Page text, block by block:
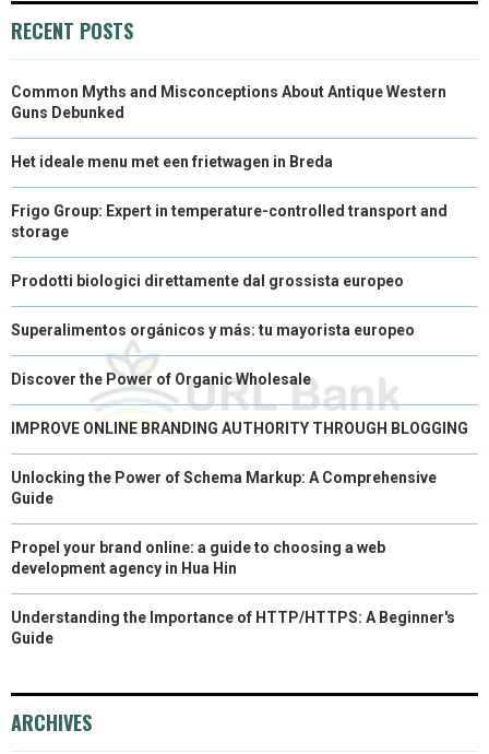
RECENT POSTS
Common Myths and Misconceptions About Antique Western
Guns Debunked
Het ideale menu met een frietwagen in Breda
Frigo Group: Expert in temperature-controlled transport and
storage
Prodotti biologici direttamente dal grossista europeo
Superalimentos orgánicos y más: tu mayorista europeo
Discover the Power of Organic Wholesale
IMPROVE ONLINE BRANDING AUTHORITY THROUGH BLOGGING
Unlocking the Power of Schema Markup: A Comprehensive
Guide
Propel your brand online: a guide to choosing a web
development agency in Hua Hin
Understanding the Importance of HTTP/HTTPS: A Beginner's
Guide
ARCHIVES